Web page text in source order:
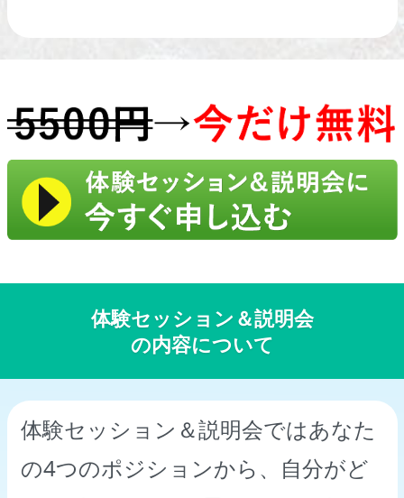
体験セッション＆説明会
の内容について
体験セッション＆説明会ではあなた
の4つのポジションから、自分がど